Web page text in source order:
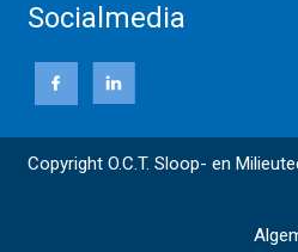
Socialmedia
Copyright O.C.T. Sloop- en